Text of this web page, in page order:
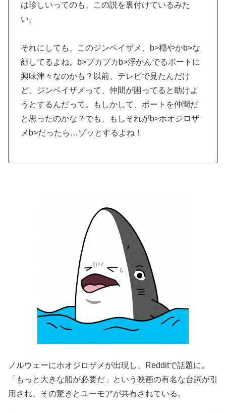
は珍しいってのも、この説を裏付けているみた
い。
それにしても、このジンベイザメ、b>穏やかb>な
顔してるよね。b>プカプカb>浮かんでるボートに
興味津々なのかも？以前、テレビで見たんだけ
ど、ジンベイザメって、仲間が困ってると助けよ
うとするんだって。もしかして、ボートを仲間だ
と思ったのかな？でも、もしそれがb>ホオジロザ
メb>だったら…ゾッとするよね！
ノルウェーにホオジロザメが出現し、Redditで話題に。
「もっと大きな船が必要だ」という映画の有名な台詞が引
用され、その驚きとユーモアが共有されている。